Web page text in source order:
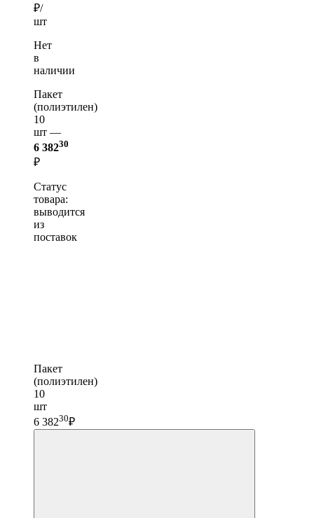
₽/
шт
Нет
в
наличии
Пакет
(полиэтилен)
10
шт —
6 38230
₽
Статус
товара:
выводится
из
поставок
Пакет
(полиэтилен)
10
шт
6 38230₽